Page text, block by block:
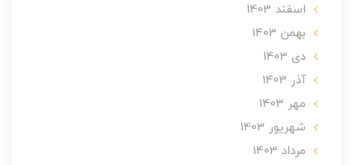
اسفند 1403
بهمن 1403
دی 1403
آذر 1403
مهر 1403
شهریور 1403
مرداد 1403